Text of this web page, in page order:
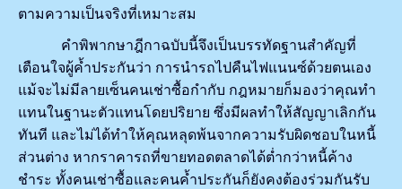
ตามความเป็นจริงที่เหมาะสม
คำพิพากษาฎีกาฉบับนี้จึงเป็นบรรทัดฐานสำคัญที่
เตือนใจผู้ค้ำประกันว่า การนำรถไปคืนไฟแนนซ์ด้วยตนเอง
แม้จะไม่มีลายเซ็นคนเช่าซื้อกำกับ กฎหมายก็มองว่าคุณทำ
แทนในฐานะตัวแทนโดยปริยาย ซึ่งมีผลทำให้สัญญาเลิกกัน
ทันที และไม่ได้ทำให้คุณหลุดพ้นจากความรับผิดชอบในหนี้
ส่วนต่าง หากราคารถที่ขายทอดตลาดได้ต่ำกว่าหนี้ค้าง
ชำระ ทั้งคนเช่าซื้อและคนค้ำประกันก็ยังคงต้องร่วมกันรับ